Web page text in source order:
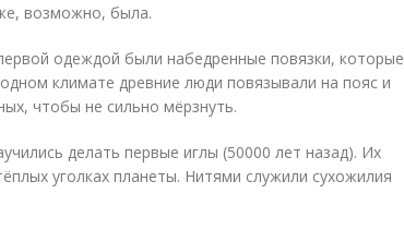
возможно, была.
одеждой были набедренные повязки, которые
климате древние люди повязывали на пояс и
чтобы не сильно мёрзнуть.
делать первые иглы (50000 лет назад). Их
уголках планеты. Нитями служили сухожилия